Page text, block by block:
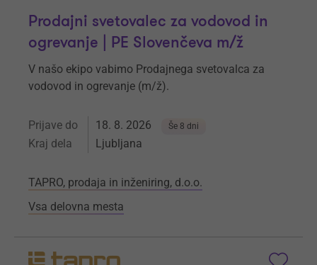
Prodajni svetovalec za vodovod in
ogrevanje | PE Slovenčeva m/ž
V našo ekipo vabimo Prodajnega svetovalca za
vodovod in ogrevanje (m/ž).
Prijave do 18. 8. 2026 Še 8 dni
Kraj dela Ljubljana
TAPRO, prodaja in inženiring, d.o.o.
Vsa delovna mesta